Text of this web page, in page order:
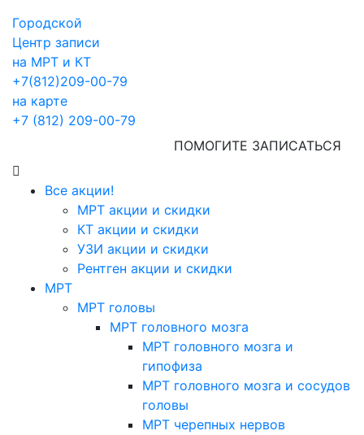
Городской
Центр записи
на МРТ и КТ
+7(812)209-00-79
на карте
+7 (812) 209-00-79
ПОМОГИТЕ ЗАПИСАТЬСЯ
Все акции!
МРТ акции и скидки
КТ акции и скидки
УЗИ акции и скидки
Рентген акции и скидки
МРТ
МРТ головы
МРТ головного мозга
МРТ головного мозга и
гипофиза
МРТ головного мозга и сосудов
головы
МРТ черепных нервов